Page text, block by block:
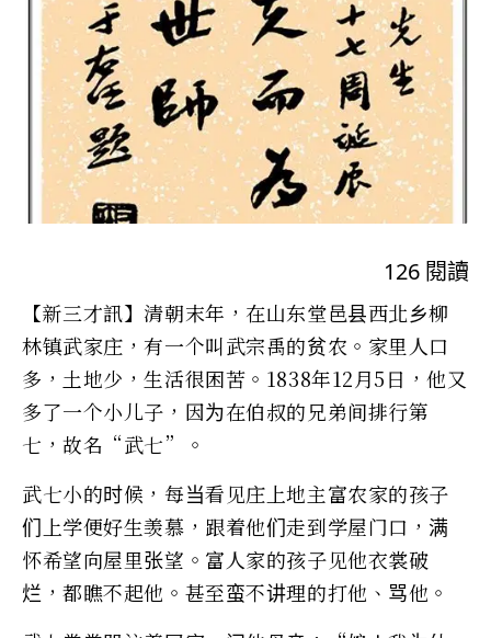
126 閱讀
【新三才訊】清朝末年，在山东堂邑县西北乡柳
林镇武家庄，有一个叫武宗禹的贫农。家里人口
多，土地少，生活很困苦。1838年12月5日，他又
多了一个小儿子，因为在伯叔的兄弟间排行第
七，故名“武七”。
武七小的时候，每当看见庄上地主富农家的孩子
们上学便好生羡慕，跟着他们走到学屋门口，满
怀希望向屋里张望。富人家的孩子见他衣裳破
烂，都瞧不起他。甚至蛮不讲理的打他、骂他。